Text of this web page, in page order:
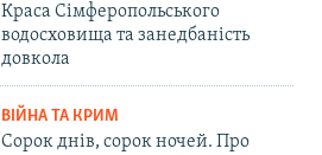
Краса Сімферопольського
водосховища та занедбаність
довкола
ВІЙНА ТА КРИМ
Сорок днів, сорок ночей. Про